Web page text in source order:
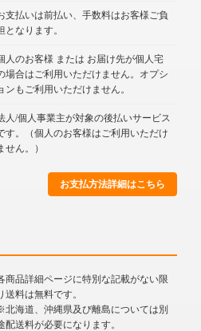
支払いは前払い、手数料はお客様ご負
となります。
人のお客様 または お届け先が個人宅
場合はご利用いただけません。オプシ
ンもご利用いただけません。
人/個人事業主が対象の後払いサービス
す。（個人のお客様はご利用いただけ
せん。）
お支払方法詳細はこちら
商品詳細ページに特別な記載がない限
送料は無料です。
北海道、沖縄県及び離島については別
配送料が必要になります。